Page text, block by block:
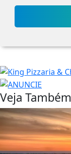
Veja Também